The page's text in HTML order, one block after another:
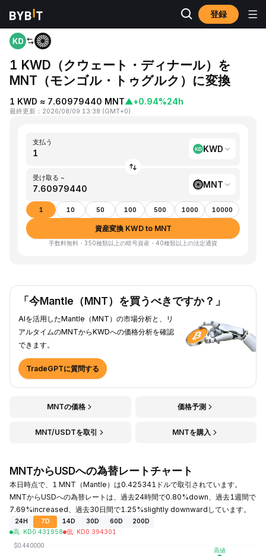
登録
ホーム KWD to MNT
1 KWD（クウェート・ディナール）を
MNT（モンゴル・トゥグルク）に変換
1 KWD ≈ 7.60979440 MNT▲+0.94%24h
最終更新 ： 2026/08/09 13:38 (GMT+0)
支払う
KWD
受け取る ~
MNT
1 10 50 100 500 1000 10000
資産変換 KWD to MNT
手数料無料・350種類以上の暗号資産・40種類以上の法定通貨
「今Mantle（MNT）を買うべきですか？」
AIを活用したMantle（MNT）の市場分析と、リ
アルタイムのMNTからKWDへの価格分析を確認
できます。
TradeGPTに質問する
MNTの価格 価格予測
MNT/USDTを取引 MNTを購入
MNTからUSDへの為替レートチャート
本日時点で、1 MNT（Mantle）は0.425341ドルで取引されています。
MNTからUSDへの為替レートは、過去24時間で0.80%down、過去1週間で
7.69%increased、過去30日間で1.25%slightly downwardしています。
24H 7D 14D 30D 60D
200D
高: KD0.431958 低: KD0.394301